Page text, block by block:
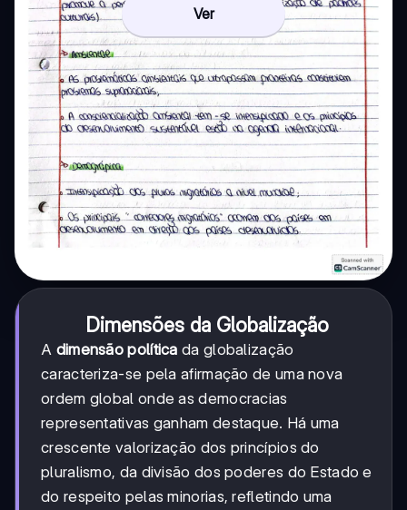
Ver
Dimensões da Globalização
A dimensão política da globalização
caracteriza-se pela afirmação de uma nova
ordem global onde as democracias
representativas ganham destaque. Há uma
crescente valorização dos princípios do
pluralismo, da divisão dos poderes do Estado e
do respeito pelas minorias, refletindo uma